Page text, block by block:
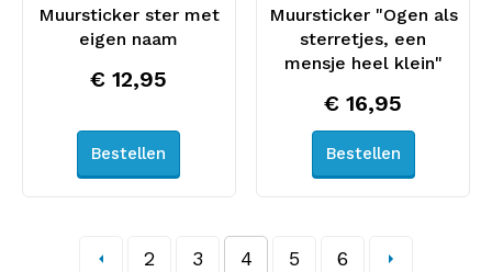
Muursticker ster met
eigen naam
€ 12,95
Bestellen
Muursticker "Ogen als
sterretjes, een
mensje heel klein"
€ 16,95
Bestellen
2 3 4 5 6